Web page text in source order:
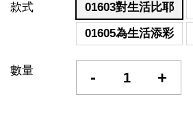
款式 01603對生活比耶
01605為生活添彩
數量 - +